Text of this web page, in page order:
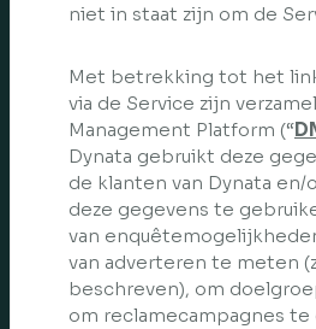
niet in staat zijn om de
Met betrekking tot het
via de Service zijn
Management Platform (“
Dynata gebruikt deze
de klanten van Dynata en/
deze gegevens te
van
van adverteren te meten
beschreven), om
om reclamecampagnes